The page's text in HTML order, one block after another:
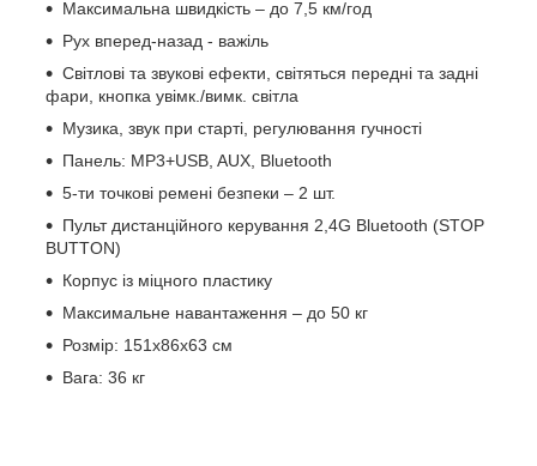
Максимальна швидкість – до 7,5 км/год
Рух вперед-назад - важіль
Світлові та звукові ефекти, світяться передні та задні
фари, кнопка увімк./вимк. світла
Музика, звук при старті, регулювання гучності
Панель: MP3+USB, AUX, Bluetooth
5-ти точкові ремені безпеки – 2 шт.
Пульт дистанційного керування 2,4G Bluetooth (STOP
BUTTON)
Корпус із міцного пластику
Максимальне навантаження – до 50 кг
Розмір: 151х86х63 см
Вага: 36 кг